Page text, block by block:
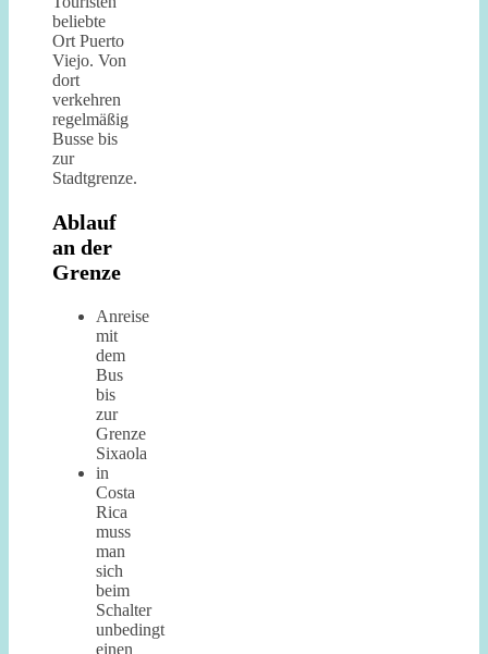
beliebte
Ort Puerto
Viejo. Von
dort
verkehren
regelmäßig
Busse bis
zur
Stadtgrenze.
Ablauf
an der
Grenze
Anreise
mit
dem
Bus
bis
zur
Grenze
Sixaola
in
Costa
Rica
muss
man
sich
beim
Schalter
unbedingt
einen